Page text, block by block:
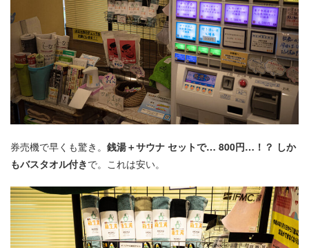
券売機で早くも驚き。 銭湯＋サウナ セットで… 800円…！？ しか
もバスタオル付きで。これは安い。